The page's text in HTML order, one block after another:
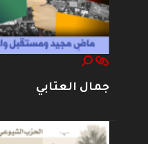
جمال العتابي